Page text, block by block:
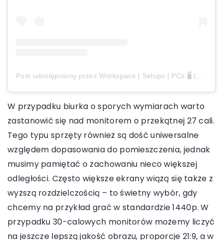
W przypadku biurka o sporych wymiarach warto
zastanowić się nad monitorem o przekątnej 27 cali.
Tego typu sprzęty również są dość uniwersalne
względem dopasowania do pomieszczenia, jednak
musimy pamiętać o zachowaniu nieco większej
odległości. Często większe ekrany wiążą się także z
wyższą rozdzielczością – to świetny wybór, gdy
chcemy na przykład grać w standardzie 1440p. W
przypadku 30-calowych monitorów możemy liczyć
na jeszcze lepszą jakość obrazu, proporcje 21:9, a w